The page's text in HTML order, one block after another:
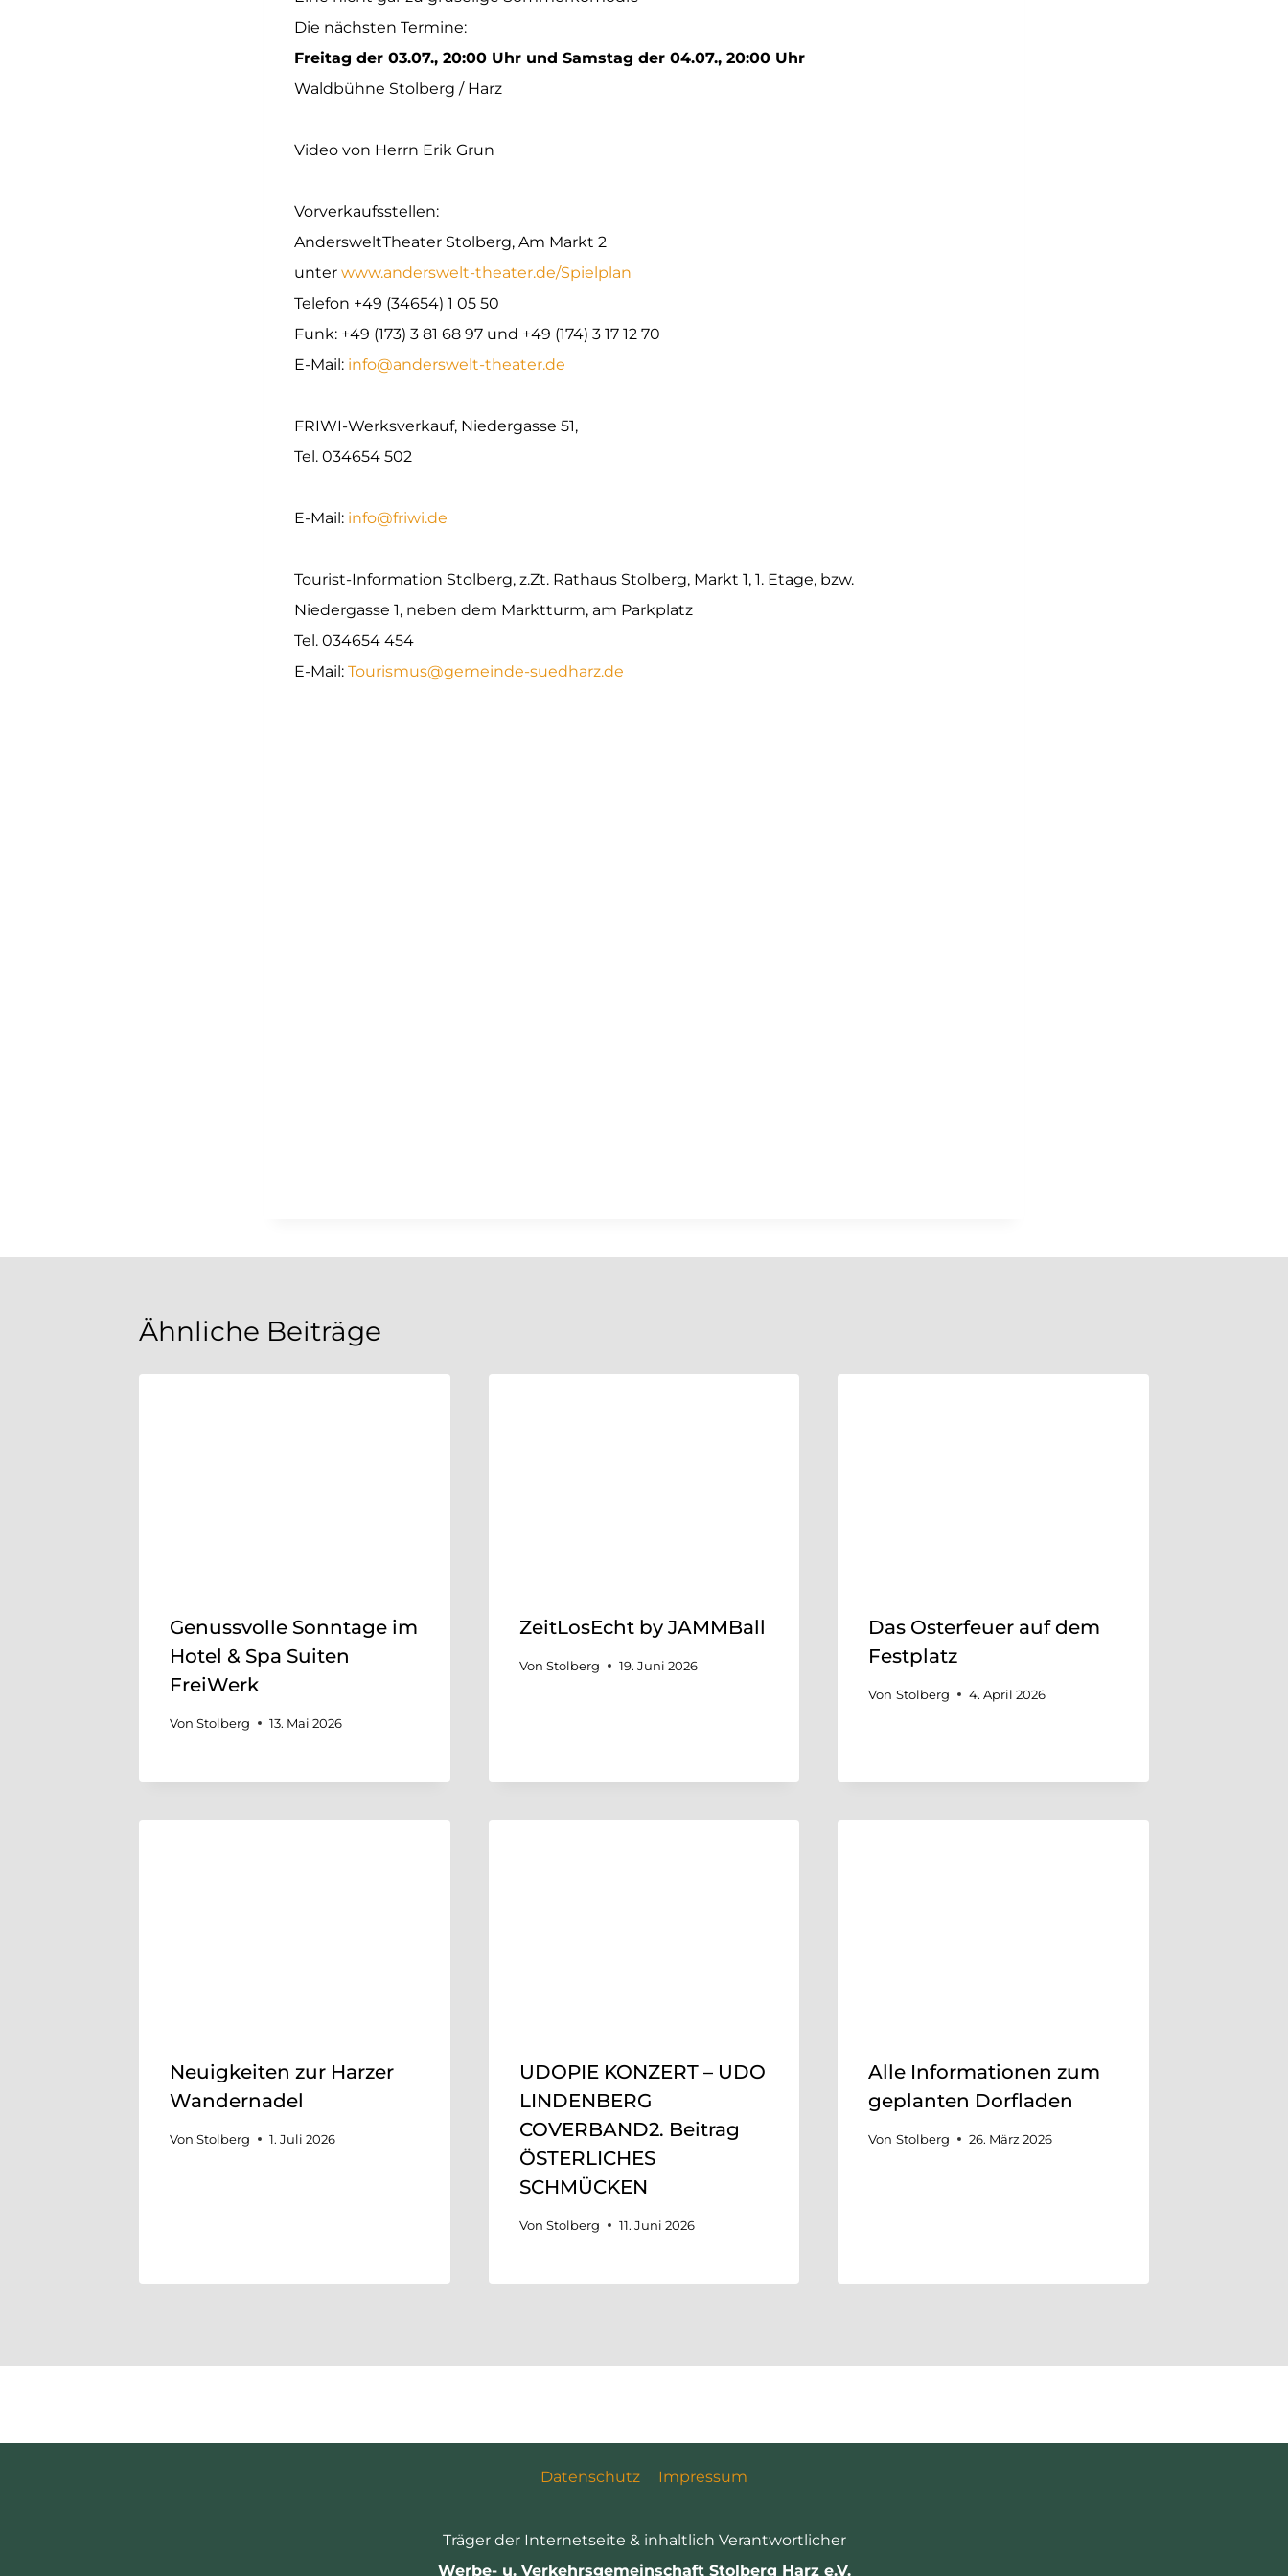
Die nächsten Termine:
Freitag der 03.07., 20:00 Uhr und Samstag der 04.07., 20:00 Uhr
Waldbühne Stolberg / Harz
Video von Herrn Erik Grun
Vorverkaufsstellen:
AndersweltTheater Stolberg, Am Markt 2
unter www.anderswelt-theater.de/Spielplan
Telefon +49 (34654) 1 05 50
Funk: +49 (173) 3 81 68 97 und +49 (174) 3 17 12 70
E-Mail: info@anderswelt-theater.de
FRIWI-Werksverkauf, Niedergasse 51,
Tel. 034654 502
E-Mail: info@friwi.de
Tourist-Information Stolberg, z.Zt. Rathaus Stolberg, Markt 1, 1. Etage, bzw.
Niedergasse 1, neben dem Marktturm, am Parkplatz
Tel. 034654 454
E-Mail: Tourismus@gemeinde-suedharz.de
Ähnliche Beiträge
Genussvolle Sonntage im
Hotel & Spa Suiten
FreiWerk
Von Stolberg 13. Mai 2026
ZeitLosEcht by JAMMBall
Von Stolberg 19. Juni 2026
Das Osterfeuer auf dem
Festplatz
Von Stolberg 4. April 2026
Neuigkeiten zur Harzer
Wandernadel
Von Stolberg 1. Juli 2026
UDOPIE KONZERT – UDO
LINDENBERG
COVERBAND2. Beitrag
ÖSTERLICHES
SCHMÜCKEN
Von Stolberg 11. Juni 2026
Alle Informationen zum
geplanten Dorfladen
Von Stolberg 26. März 2026
Datenschutz Impressum
Träger der Internetseite & inhaltlich Verantwortlicher
Werbe- u. Verkehrsgemeinschaft Stolberg Harz e.V.